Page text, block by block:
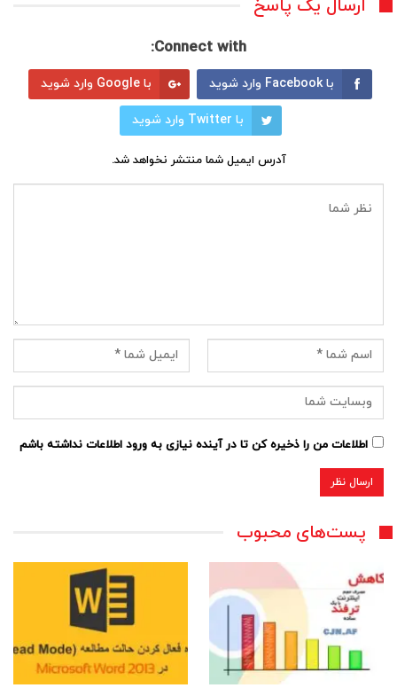
ارسال یک پاسخ
Connect with:
با Facebook وارد شوید با Google وارد شوید
با Twitter وارد شوید
آدرس ایمیل شما منتشر نخواهد شد.
اطلاعات من را ذخیره کن تا در آینده نیازی به ورود اطلاعات نداشته باشم
پست‌های محبوب